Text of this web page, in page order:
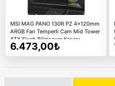
MSI MAG PANO 130R PZ 4x120mm
ARGB Fan Temperli Cam Mid Tower
ATX Siyah Bilgisayar Kasası
6.473,00₺